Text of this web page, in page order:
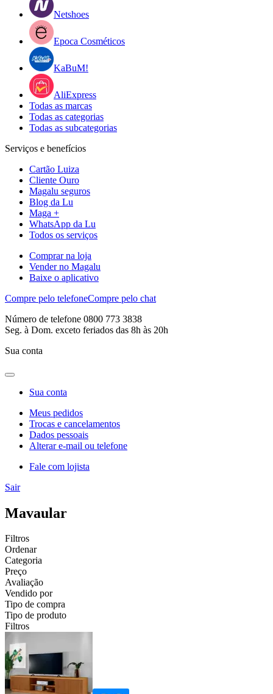
Netshoes
Epoca Cosméticos
KaBuM!
AliExpress
Todas as marcas
Todas as categorias
Todas as subcategorias
Serviços e benefícios
Cartão Luiza
Cliente Ouro
Magalu seguros
Blog da Lu
Maga +
WhatsApp da Lu
Todos os serviços
Comprar na loja
Vender no Magalu
Baixe o aplicativo
Compre pelo telefoneCompre pelo chat
Número de telefone 0800 773 3838
Seg. à Dom. exceto feriados das 8h às 20h
Sua conta
Sua conta
Meus pedidos
Trocas e cancelamentos
Dados pessoais
Alterar e-mail ou telefone
Fale com lojista
Sair
Mavaular
Filtros
Ordenar
Categoria
Preço
Avaliação
Vendido por
Tipo de compra
Tipo de produto
Filtros